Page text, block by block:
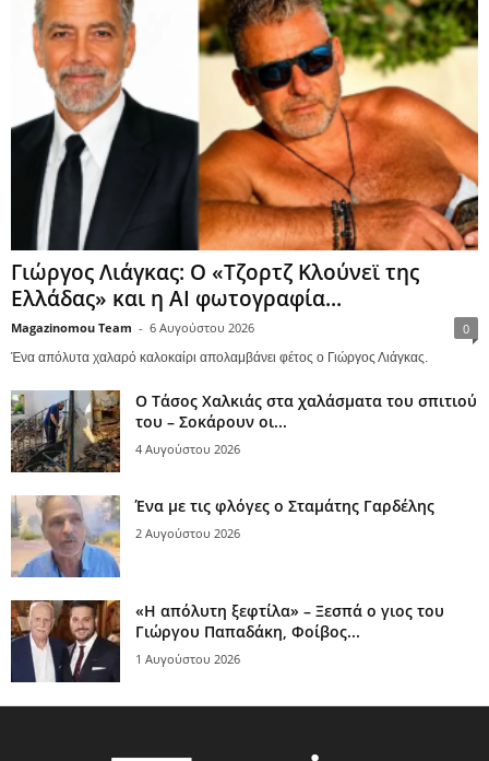
Γιώργος Λιάγκας: Ο «Τζορτζ Κλούνεϊ της
Ελλάδας» και η AI φωτογραφία...
Magazinomou Team - 6 Αυγούστου 2026 0
Ένα απόλυτα χαλαρό καλοκαίρι απολαμβάνει φέτος ο Γιώργος Λιάγκας.
Ο Τάσος Χαλκιάς στα χαλάσματα του σπιτιού
του – Σοκάρουν οι...
4 Αυγούστου 2026
Ένα με τις φλόγες ο Σταμάτης Γαρδέλης
2 Αυγούστου 2026
«Η απόλυτη ξεφτίλα» – Ξεσπά ο γιος του
Γιώργου Παπαδάκη, Φοίβος...
1 Αυγούστου 2026